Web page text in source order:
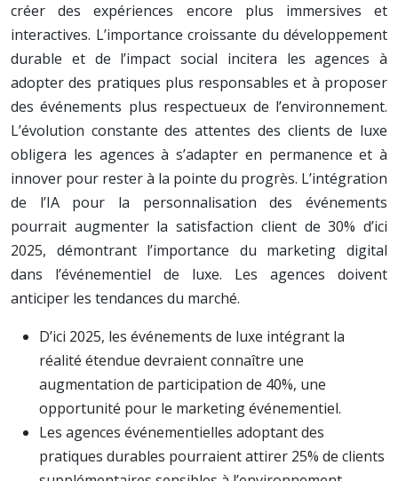
créer des expériences encore plus immersives et
interactives. L’importance croissante du développement
durable et de l’impact social incitera les agences à
adopter des pratiques plus responsables et à proposer
des événements plus respectueux de l’environnement.
L’évolution constante des attentes des clients de luxe
obligera les agences à s’adapter en permanence et à
innover pour rester à la pointe du progrès. L’intégration
de l’IA pour la personnalisation des événements
pourrait augmenter la satisfaction client de 30% d’ici
2025, démontrant l’importance du marketing digital
dans l’événementiel de luxe. Les agences doivent
anticiper les tendances du marché.
D’ici 2025, les événements de luxe intégrant la
réalité étendue devraient connaître une
augmentation de participation de 40%, une
opportunité pour le marketing événementiel.
Les agences événementielles adoptant des
pratiques durables pourraient attirer 25% de clients